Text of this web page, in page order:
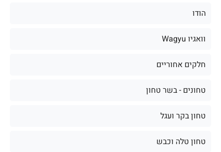
הודו
וואגיו Wagyu
חלקים אחוריים
טחונים - בשר טחון
טחון בקר ועגל
טחון טלה וכבש